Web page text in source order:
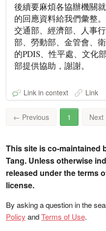
後續要麻煩各協辦機關
的回應資料給我們彙整
交通部、經濟部、人事
部、勞動部、金管會、
的PDIS、性平處、文化
部提供協助，謝謝。
Link in context Link
← Previous 1 Next
This site is co-maintained
Tang. Unless otherwise
released under the terms
license.
By asking a question in the
Policy andTerms of Use.